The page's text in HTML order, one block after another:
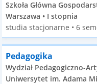
Szkoła Główna
Warszawa • I stopnia
studia stacjonarne • 6
Pedagogika
Wydział Pedagogiczno-
Uniwersytet im. Adama